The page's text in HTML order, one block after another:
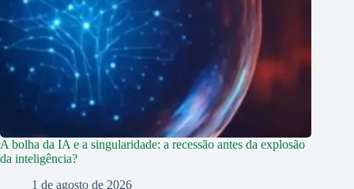
A bolha da IA e a singularidade: a recessão antes da explosão
da inteligência?
1 de agosto de 2026